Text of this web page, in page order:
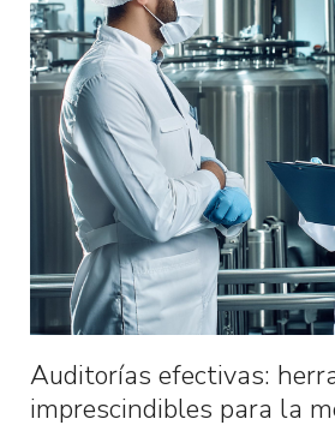
Auditorías efectivas:
imprescindibles para la